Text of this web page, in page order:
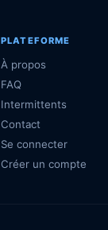
PLATEFORME
À propos
FAQ
Intermittents
Contact
Se connecter
Créer un compte